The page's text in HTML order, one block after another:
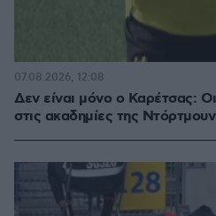
Δεν είναι μόνο ο Καρέτσας:
στις ακαδημίες της
07.08.2026, 12:08